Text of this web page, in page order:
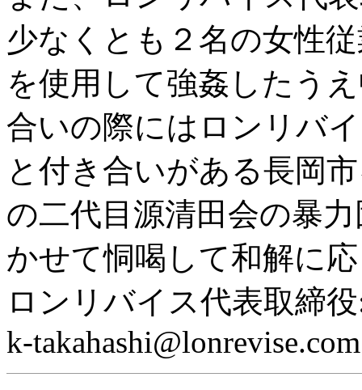
少なくとも２名の女性
を使用して強姦したう
合いの際にはロンリバ
と付き合いがある長岡
の二代目源清田会の暴
かせて恫喝して和解に
ロンリバイス代表取締
k-takahashi@lonrevise.com